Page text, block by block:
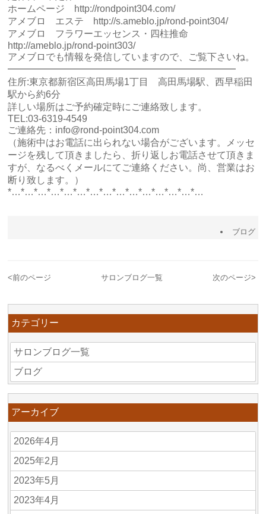
ホームページ
http://rondpoint304.com/
アメブロ エステ
http://s.ameblo.jp/rond-point304/
アメブロ フラワーエッセンス・四柱推命
http://ameblo.jp/rond-point303/
アメブロでも情報を発信していますので、ご覧下さいね。
━━━━━━━━━━━━━━━━━━━━━━━━
住所:東京都新宿区高田馬場1丁目 高田馬場駅、西早稲田
駅から約6分
詳しい場所はご予約確定時にご連絡致します。
TEL:03-6319-4549
ご連絡先：info@rond-point304.com
（施術中はお電話に出られない場合がございます。メッセ
ージを残して頂きましたら、折り返しお電話させて頂きま
すが、なるべくメールにてご連絡ください。尚、営業はお
断り致します。）
*…*…*…*…*…*…*…*…*…*…*…*…*…*…*…
ブログ
<前のページ サロンブログ一覧 次のページ>
カテゴリー
サロンブログ一覧
ブログ
アーカイブ
2026年4月
2025年2月
2023年5月
2023年4月